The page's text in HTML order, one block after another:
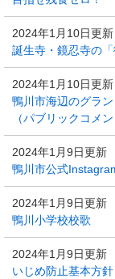
2024年1月10日更新
誕生寺・鏡忍寺の「
2024年1月10日更新
鴨川市海辺のグラ
（パブリックコメ
2024年1月9日更新
鴨川市公式
2024年1月9日更新
鴨川小学校校歌
2024年1月9日更新
いじめ防止基本方針